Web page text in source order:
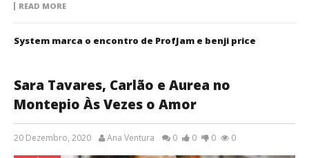
READ MORE
System marca o encontro de ProfJam e benji price
Sara Tavares, Carlão e Aurea no
Montepio Às Vezes o Amor
20 Dezembro, 2020 Ana Ventura 0 0 0 0